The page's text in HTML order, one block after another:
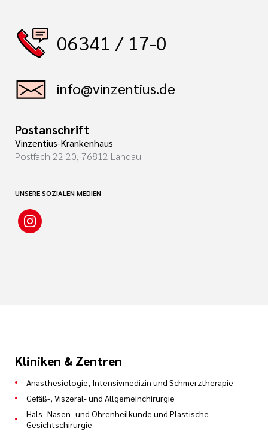
06341 / 17-0
info@vinzentius.de
Postanschrift
Vinzentius-Krankenhaus
Postfach 22 20, 76812 Landau
UNSERE SOZIALEN MEDIEN
Kliniken & Zentren
Anästhesiologie, Intensivmedizin und Schmerztherapie
Gefäß-, Viszeral- und Allgemeinchirurgie
Hals- Nasen- und Ohrenheilkunde und Plastische
Gesichtschirurgie